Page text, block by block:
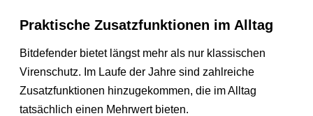
Praktische Zusatzfunktionen im Alltag
Bitdefender bietet längst mehr als nur klassischen
Virenschutz. Im Laufe der Jahre sind zahlreiche
Zusatzfunktionen hinzugekommen, die im Alltag
tatsächlich einen Mehrwert bieten.